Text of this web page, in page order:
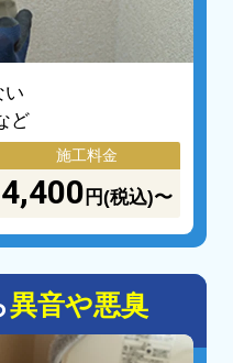
い
ど
施工料金
4,400 円(税込)〜
異音や悪臭